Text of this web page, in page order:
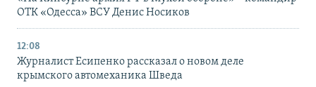
ОТК «Одесса» ВСУ Денис Носиков
12:08
Журналист Есипенко рассказал о новом деле
крымского автомеханика Шведа